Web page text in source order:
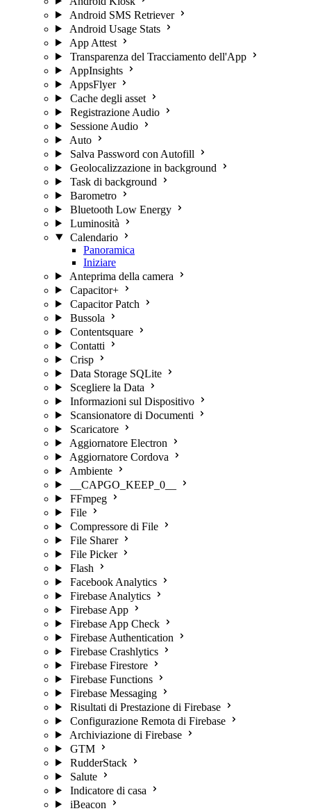
Android SMS Retriever
Android Usage Stats
App Attest
Transparenza del Tracciamento dell'App
AppInsights
AppsFlyer
Cache degli asset
Registrazione Audio
Sessione Audio
Auto
Salva Password con Autofill
Geolocalizzazione in background
Task di background
Barometro
Bluetooth Low Energy
Luminosità
Calendario
Panoramica
Iniziare
Anteprima della camera
Capacitor+
Capacitor Patch
Bussola
Contentsquare
Contatti
Crisp
Data Storage SQLite
Scegliere la Data
Informazioni sul Dispositivo
Scansionatore di Documenti
Scaricatore
Aggiornatore Electron
Aggiornatore Cordova
Ambiente
__CAPGO_KEEP_0__
FFmpeg
File
Compressore di File
File Sharer
File Picker
Flash
Facebook Analytics
Firebase Analytics
Firebase App
Firebase App Check
Firebase Authentication
Firebase Crashlytics
Firebase Firestore
Firebase Functions
Firebase Messaging
Risultati di Prestazione di Firebase
Configurazione Remota di Firebase
Archiviazione di Firebase
GTM
RudderStack
Salute
Indicatore di casa
iBeacon